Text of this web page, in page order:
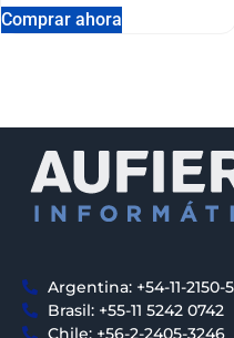
Comprar ahora
Argentina: +54-11-2150-
Brasil: +55-11 5242 0742
Chile: +56-2-2405-3246